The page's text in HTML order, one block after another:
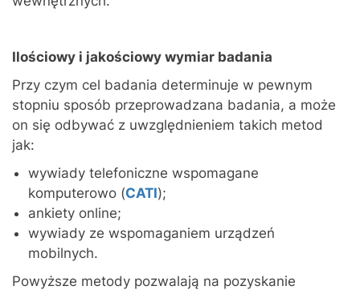
Ilościowy i jakościowy wymiar badania
Przy czym cel badania determinuje w pewnym
stopniu sposób przeprowadzana badania, a może
on się odbywać z uwzględnieniem takich metod
jak:
wywiady telefoniczne wspomagane
komputerowo (CATI);
ankiety online;
wywiady ze wspomaganiem urządzeń
mobilnych.
Powyższe metody pozwalają na pozyskanie